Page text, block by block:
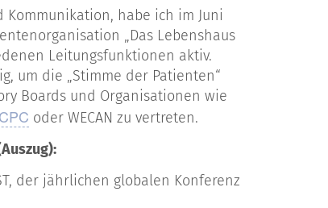
habe ich im Juni
„Das Lebenshaus
Leitungsfunktionen aktiv.
um die „Stimme der Patienten“
Boards und Organisationen wie
oder WECAN zu vertreten.
der jährlichen globalen Konferenz